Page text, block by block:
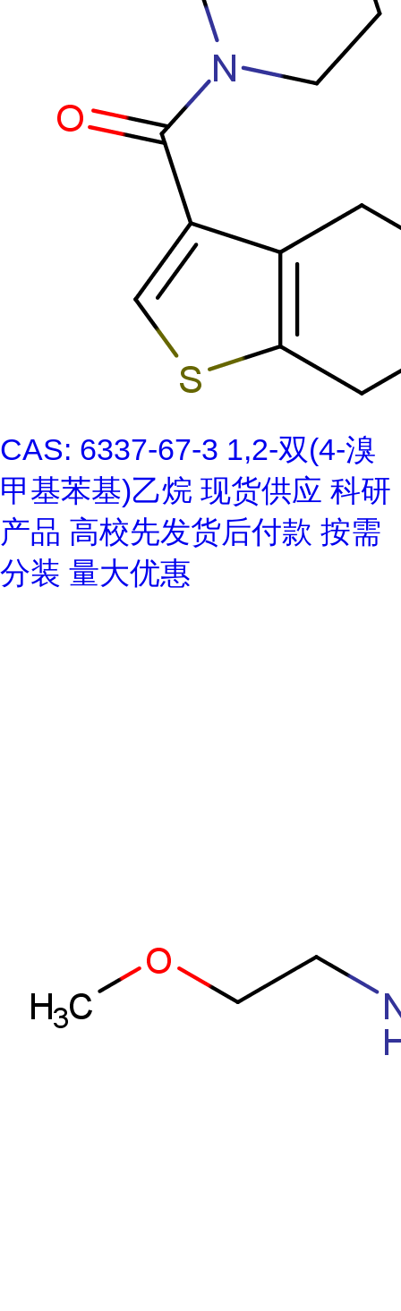
CAS: 6337-67-3 1,2-双(4-溴
甲基苯基)乙烷 现货供应 科研
产品 高校先发货后付款 按需
分装 量大优惠